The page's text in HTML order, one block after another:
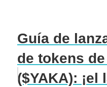
Guía de
de tokens
($YAKA): ¡el